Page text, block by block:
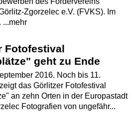
Zgorzelec e.V. (FVKS). Im
...mehr
Fotofestival
geht zu Ende
2016. Noch bis 11.
das Görlitzer Fotofestival
an zehn Orten in der Europastadt
Fotografien von ungefähr...